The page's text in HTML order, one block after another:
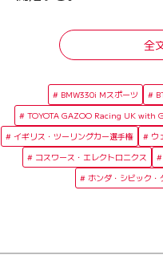
全
BMW330i Mスポーツ
TOYOTA GAZOO Racing UK with
イギリス・ツーリングカー選手権
ウ
コスワース・エレクトロニクス
ホンダ・シビック・